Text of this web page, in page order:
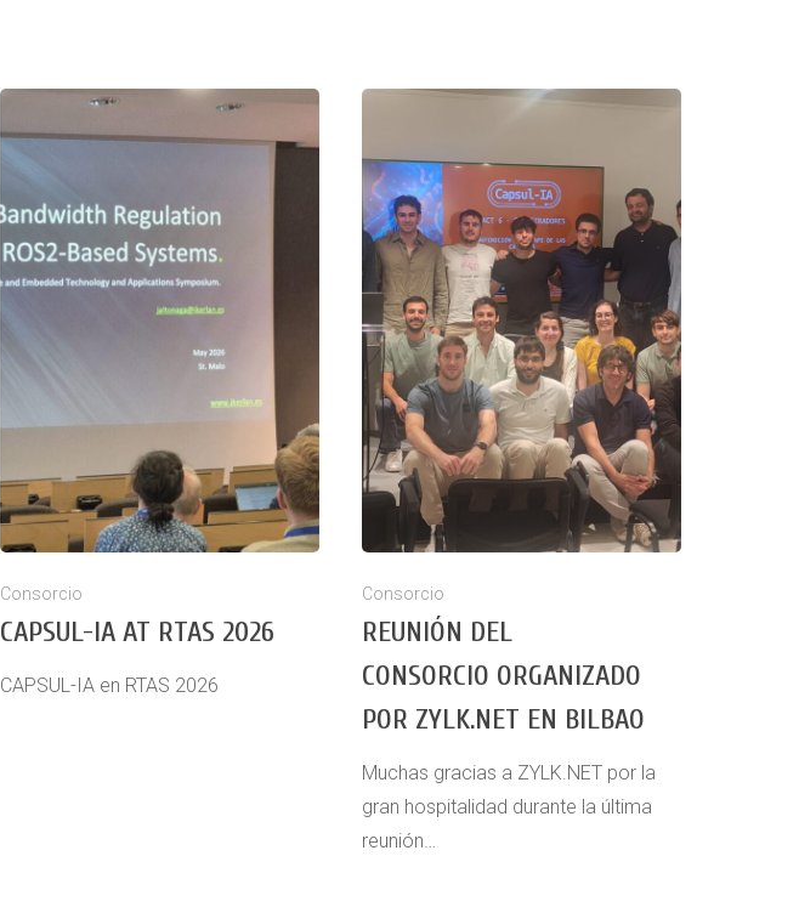
Consorcio
CAPSUL-IA AT RTAS 2026
CAPSUL-IA en RTAS 2026
Consorcio
REUNIÓN DEL
CONSORCIO ORGANIZADO
POR ZYLK.NET EN BILBAO
Muchas gracias a ZYLK.NET por la
gran hospitalidad durante la última
reunión…